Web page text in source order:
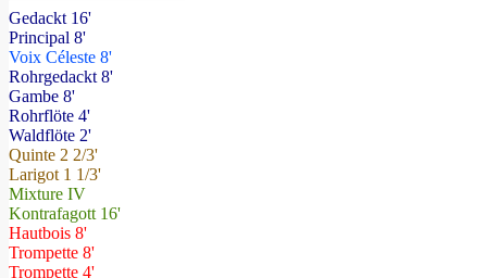
Gedackt 16'
Principal 8'
Voix Céleste 8'
Rohrgedackt 8'
Gambe 8'
Rohrflöte 4'
Waldflöte 2'
Quinte 2 2/3'
Larigot 1 1/3'
Mixture IV
Kontrafagott 16'
Hautbois 8'
Trompette 8'
Trompette 4'